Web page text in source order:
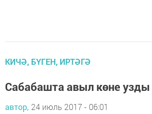
КИЧӘ, БҮГЕН, ИРТӘГӘ
Сабабашта авыл көне
автор, 24 июль 2017 - 06:01